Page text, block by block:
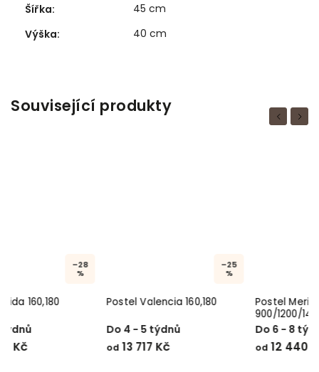
Šířka:
45 cm
Výška: 40 cm
Související produkty Previous
Postel Valencia 160,180
Do 4 - 5 týdnů
od13 717 Kč
Postel Merida Lift
Do 6 - 8 týdnů
od
Next